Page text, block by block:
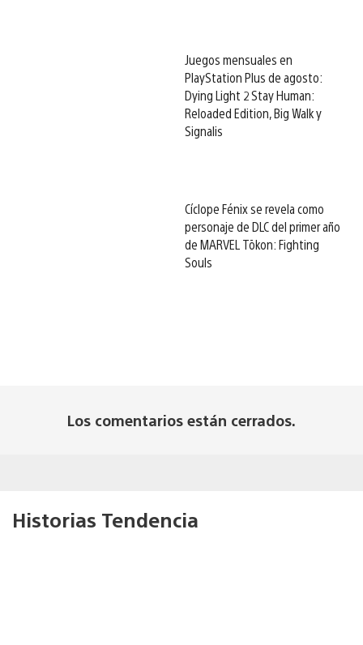
Juegos mensuales en
PlayStation Plus de agosto:
Dying Light 2 Stay Human:
Reloaded Edition, Big Walk y
Signalis
Cíclope Fénix se revela como
personaje de DLC del primer año
de MARVEL Tōkon: Fighting
Souls
Los comentarios están cerrados.
Historias Tendencia